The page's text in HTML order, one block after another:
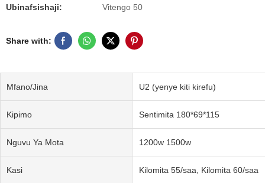
Ubinafsishaji:
Vitengo 50
Share with:
Mfano/Jina U2 (yenye kiti kirefu)
Kipimo Sentimita 180*69*115
Nguvu Ya Mota 1200w 1500w
Kasi Kilomita 55/saa, Kilomita 60/saa